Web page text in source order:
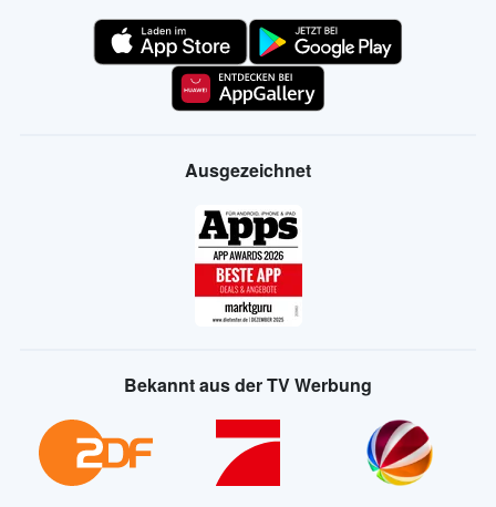
Ausgezeichnet
Bekannt aus der TV Werbung